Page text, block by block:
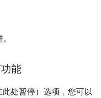
能
此处暂停）选项，您可以